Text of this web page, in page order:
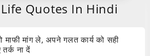
Quotes In Hindi
मांग ले, अपने गलत कार्य को सही
ना दें